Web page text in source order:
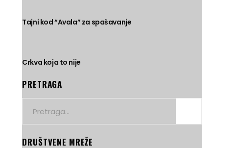
Tajni kod “Avala” za spašavanje
Crkva koja to nije
PRETRAGA
for:
DRUŠTVENE MREŽE